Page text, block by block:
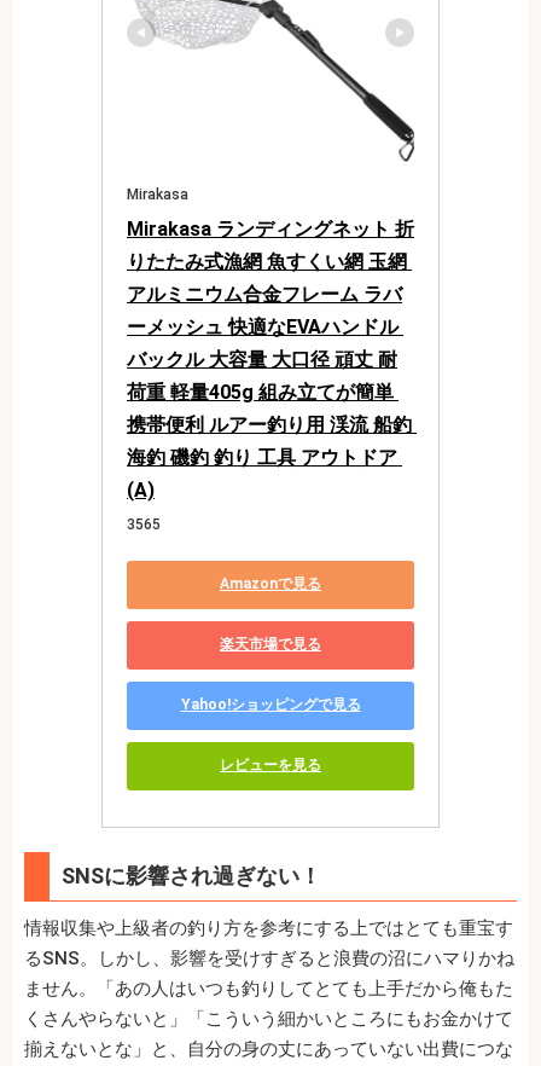
Mirakasa
Mirakasa ランディングネット 折
りたたみ式漁網 魚すくい網 玉網
アルミニウム合金フレーム ラバ
ーメッシュ 快適なEVAハンドル
バックル 大容量 大口径 頑丈 耐
荷重 軽量405g 組み立てが簡単
携帯便利 ルアー釣り用 渓流 船釣
海釣 磯釣 釣り 工具 アウトドア
(A)
3565
Amazonで見る
楽天市場で見る
Yahoo!ショッピングで見る
レビューを見る
SNSに影響され過ぎない！
情報収集や上級者の釣り方を参考にする上ではとても重宝す
るSNS。しかし、影響を受けすぎると浪費の沼にハマりかね
ません。「あの人はいつも釣りしてとても上手だから俺もた
くさんやらないと」「こういう細かいところにもお金かけて
揃えないとな」と、自分の身の丈にあっていない出費につな